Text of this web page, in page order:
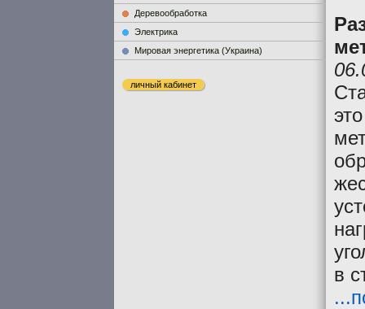
Деревообработка
Электрика
Мировая энергетика (Украина)
личный кабинет
в